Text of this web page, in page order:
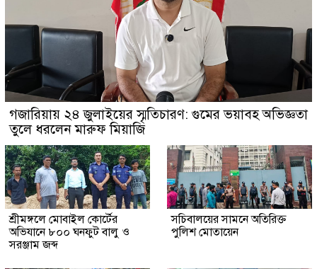
গজারিয়ায় ২৪ জুলাইয়ের স্মৃতিচারণ: গুমের ভয়াবহ অভিজ্ঞতা
তুলে ধরলেন মারুফ মিয়াজি
শ্রীমঙ্গলে মোবাইল কোর্টের
অভিযানে ৮০০ ঘনফুট বালু ও
সরঞ্জাম জব্দ
সচিবালয়ের সামনে অতিরিক্ত
পুলিশ মোতায়েন